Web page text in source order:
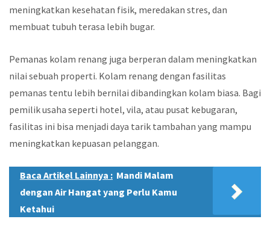
meningkatkan kesehatan fisik, meredakan stres, dan
membuat tubuh terasa lebih bugar.
Pemanas kolam renang juga berperan dalam meningkatkan
nilai sebuah properti. Kolam renang dengan fasilitas
pemanas tentu lebih bernilai dibandingkan kolam biasa. Bagi
pemilik usaha seperti hotel, vila, atau pusat kebugaran,
fasilitas ini bisa menjadi daya tarik tambahan yang mampu
meningkatkan kepuasan pelanggan.
Baca Artikel Lainnya : Mandi Malam
dengan Air Hangat yang Perlu Kamu
Ketahui